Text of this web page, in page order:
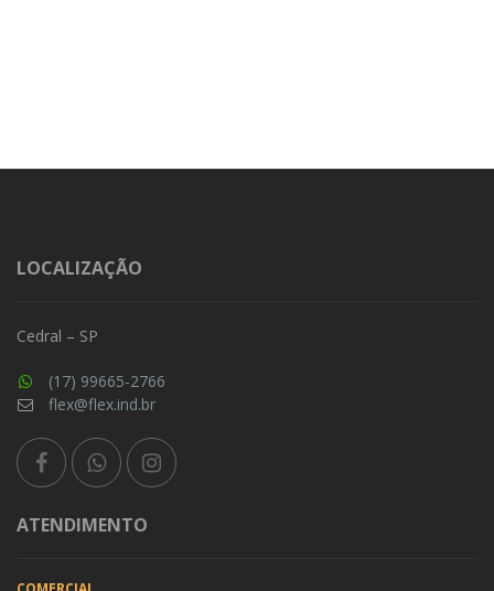
LOCALIZAÇÃO
Cedral – SP
(17) 99665-2766
flex@flex.ind.br
ATENDIMENTO